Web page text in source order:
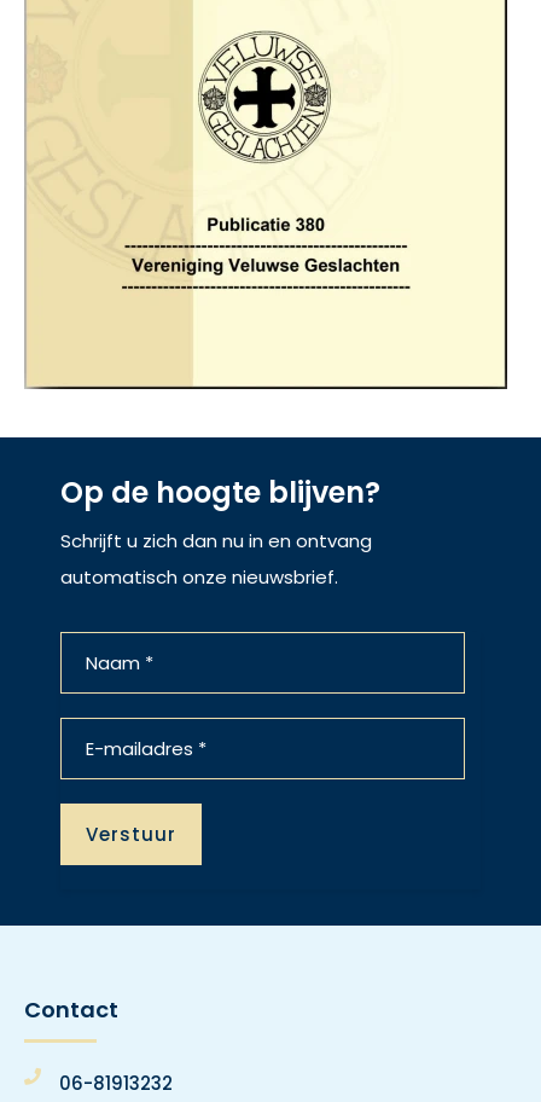
Op de hoogte blijven?
Schrijft u zich dan nu in en ontvang
automatisch onze nieuwsbrief.
Contact
06-81913232